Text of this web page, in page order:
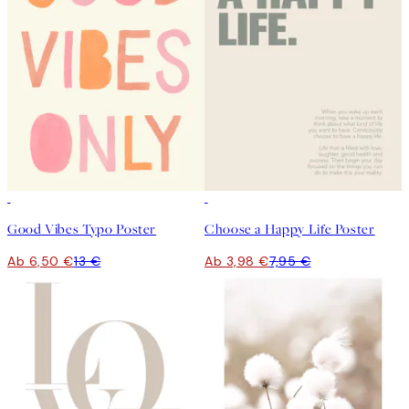
Good Vibes Typo Poster
Ab 6,50 €13 €
Choose a Happy Life Poster
Ab 3,98 €7,95 €